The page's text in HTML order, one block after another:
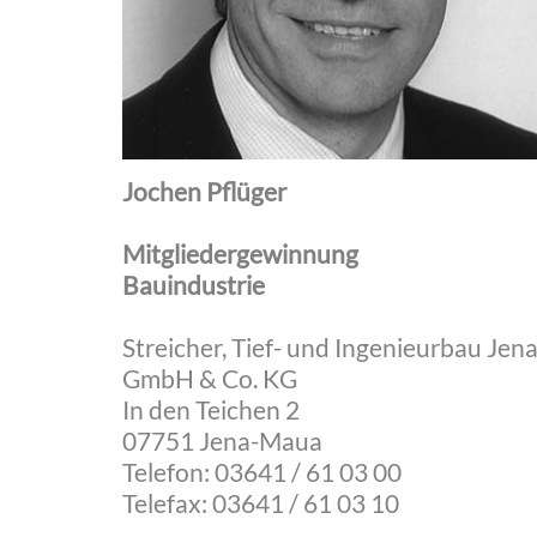
Jochen Pflüger
Mitgliedergewinnung
Bauindustrie
Streicher, Tief- und Ingenieurbau Jena
GmbH & Co. KG
In den Teichen 2
07751 Jena-Maua
Telefon: 03641 / 61 03 00
Telefax: 03641 / 61 03 10